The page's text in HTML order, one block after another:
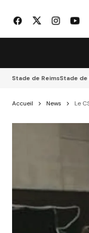
Stade de ReimsStade de
Accueil News Le